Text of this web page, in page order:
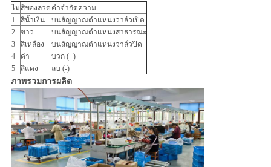
ไม่สีของลวด คำจำกัดความ
1
สีน้ำเงิน
บนสัญญาณตำแหน่งวาล์วเปิด
2
ขาว
บนสัญญาณตำแหน่งสาธารณะ
3
สีเหลือง
บนสัญญาณตำแหน่งวาล์วปิด
4
ดำ
บวก (+)
5
สีแดง ลบ (-)
ภาพรวมการผลิต